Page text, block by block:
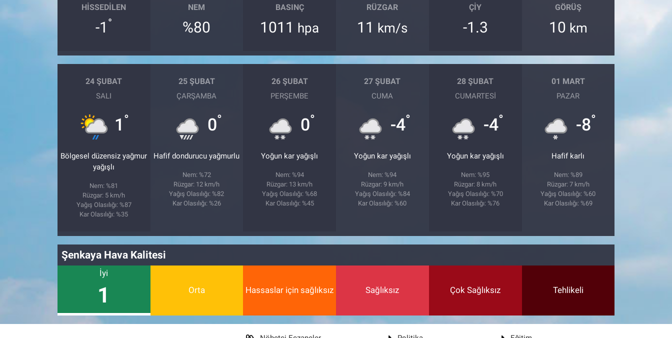
HISSEDILEN
-1 °
NEM
%80
BASINÇ
1011 hpa
RÜZGAR
11 km/s
ÇIY
-1.3
GÖRÜŞ
10 km
24 ŞUBAT
SALI
1 °
Bölgesel düzensiz yağmur
yağışlı
Nem: %81
Rüzgar: 5 km/h
Yağış Olasılığı: %87
Kar Olasılığı: %35
25 ŞUBAT
ÇARŞAMBA
0°
Hafif dondurucu yağmurlu
Nem: %72
Rüzgar: 12 km/h
Yağış Olasılığı: %82
Kar Olasılığı: %26
26 ŞUBAT
PERŞEMBE
0°
Yoğun kar yağışlı
Nem: %94
Rüzgar: 13 km/h
Yağış Olasılığı: %68
Kar Olasılığı: %45
27 ŞUBAT
CUMA
-4°
Yoğun kar yağışlı
Nem: %94
Rüzgar: 9 km/h
Yağış Olasılığı: %84
Kar Olasılığı: %60
28 ŞUBAT
CUMARTESI
-4°
Yoğun kar yağışlı
Nem: %95
Rüzgar: 8 km/h
Yağış Olasılığı: %70
Kar Olasılığı: %76
01 MART
PAZAR
-8°
Hafif karlı
Nem: %89
Rüzgar: 7 km/h
Yağış Olasılığı: %60
Kar Olasılığı: %69
Şenkaya Hava Kalitesi
İyi
1 Orta Hassaslar için sağlıksız Sağlıksız Çok Sağlıksız Tehlikeli